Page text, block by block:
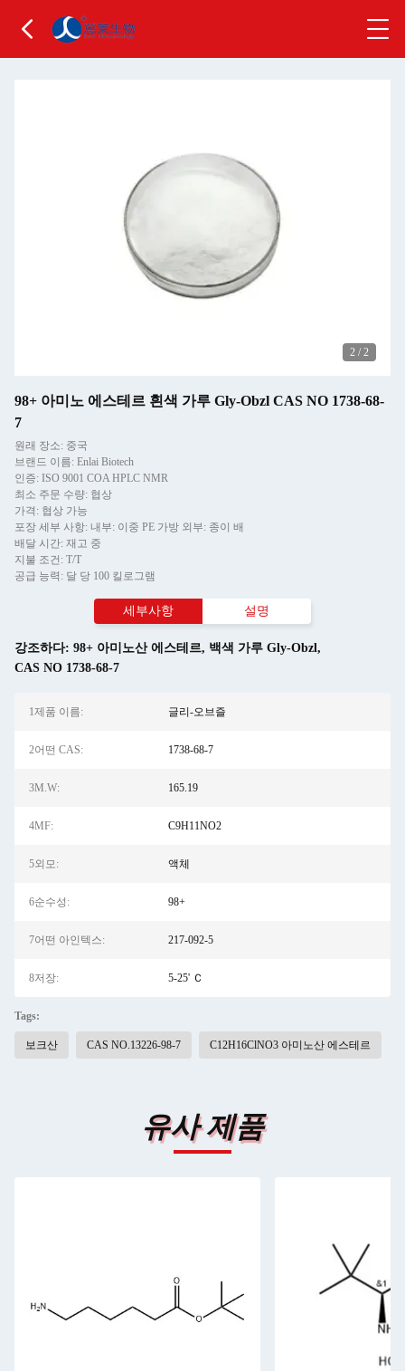
2 / 2
98+ 아미노 에스테르 흰색 가루 Gly-Obzl CAS NO 1738-68-
7
원래 장소: 중국
브랜드 이름: Enlai Biotech
인증: ISO 9001 COA HPLC NMR
최소 주문 수량: 협상
가격: 협상 가능
포장 세부 사항: 내부: 이중 PE 가방 외부: 종이 배
배달 시간: 재고 중
지불 조건: T/T
공급 능력: 달 당 100 킬로그램
세부사항 설명
강조하다: 98+ 아미노산 에스테르, 백색 가루 Gly-Obzl,
CAS NO 1738-68-7
1제품 이름: 글리-오브즐
2어떤 CAS: 1738-68-7
3M.W: 165.19
4MF: C9H11NO2
5외모: 액체
6순수성: 98+
7어떤 아인텍스: 217-092-5
8저장: 5-25' Ｃ
Tags:
보크산 CAS NO.13226-98-7 C12H16ClNO3 아미노산 에스테르
유사 제품